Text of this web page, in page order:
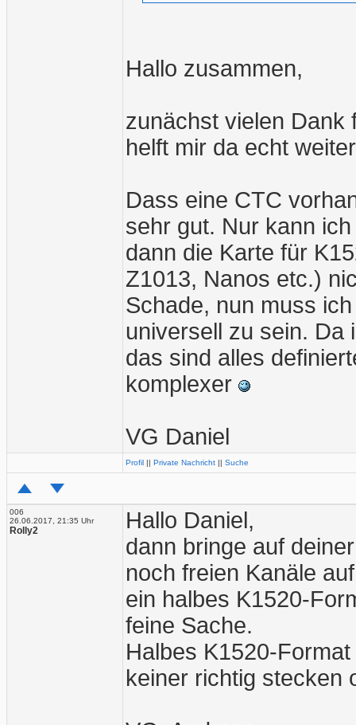
Hallo zusammen,
zunächst vielen Dank
helft mir da echt
Dass eine CTC
sehr gut. Nur kann
dann die Karte für
Z1013, Nanos etc.)
Schade, nun muss
universell zu sein. Da
das sind alles
komplexer
VG Daniel
Profil || Private Nachricht || Suche
006
26.06.2017, 21:35 Uhr
Rolly2
Hallo Daniel,
dann bringe auf
noch freien Kanäle
ein halbes K1520-
feine Sache.
Halbes K1520-
keiner richtig stecken